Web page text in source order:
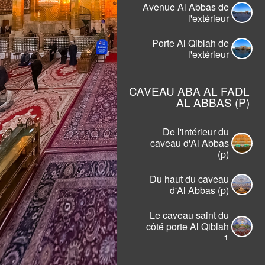
Avenue Al Abbas de
l'extérieur
Porte Al Qiblah de
l'extérieur
CAVEAU ABA AL FADL
AL ABBAS (P)
De l'intérieur du
caveau d'Al Abbas
(p)
Du haut du caveau
d'Al Abbas (p)
Le caveau saint du
côté porte Al Qiblah
1